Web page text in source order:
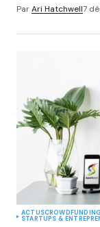
ParAri Hatchwell7
ACTUS
STARTUPS &